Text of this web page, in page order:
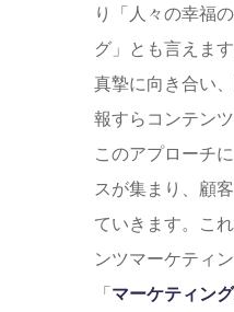
り「人々の幸福
グ」とも言えま
真摯に向き合い
報すらコンテン
このアプローチ
スが集まり、顧
ていきます。こ
ンツマーケティ
「マーケティン